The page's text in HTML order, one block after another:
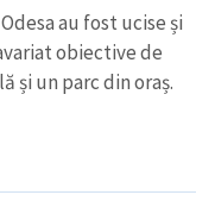
au fost ucise și
obiective de
și un parc din oraș.